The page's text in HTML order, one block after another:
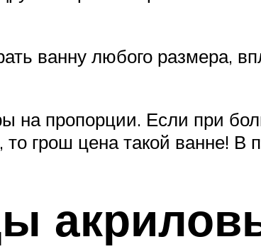
ванну любого размера,
на пропорции. Если при
грош цена такой ванне! В